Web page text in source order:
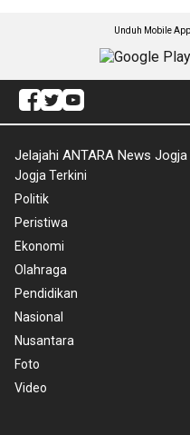
Unduh Mobile
Jelajahi ANTARA News Jogja
Jogja Terkini
Politik
Peristiwa
Ekonomi
Olahraga
Pendidikan
Nasional
Nusantara
Foto
Video